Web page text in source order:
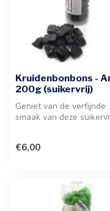
Kruidenbonbons -
200g (suikervrij)
Geniet van de verfijnde
smaak van deze
€6,00